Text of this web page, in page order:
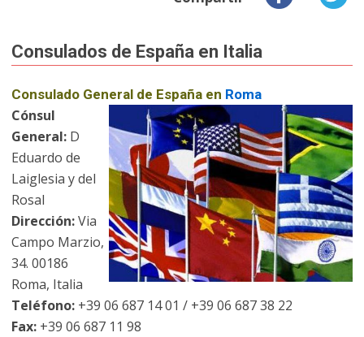
Consulados de España en Italia
Consulado General de España en Roma
Cónsul
General: D
Eduardo de
Laiglesia y del
Rosal
Dirección:Via
Campo Marzio,
34. 00186
Roma, Italia
Teléfono: +39 06 687 14 01 / +39 06 687 38 22
Fax: +39 06 687 11 98